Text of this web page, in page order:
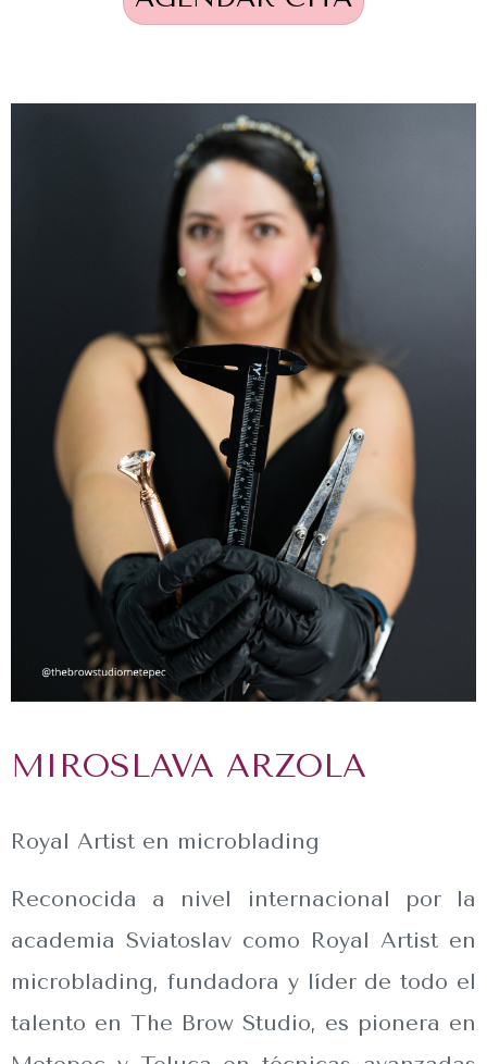
MIROSLAVA ARZOLA
Royal Artist en microblading
Reconocida a nivel internacional por la
academia Sviatoslav como Royal Artist en
microblading, fundadora y líder de todo el
talento en The Brow Studio, es pionera en